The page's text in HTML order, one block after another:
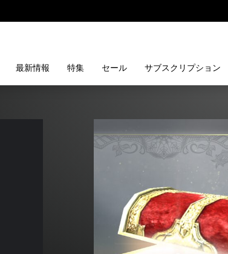
最新情報 特集 セール サブスクリプション